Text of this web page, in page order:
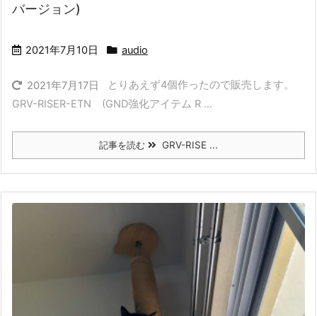
バージョン)
2021年7月10日 audio
2021年7月17日
とりあえず4個作ったので販売します。
GRV-RISER-ETN (GND強化アイテム R ...
記事を読む GRV-RISE ...